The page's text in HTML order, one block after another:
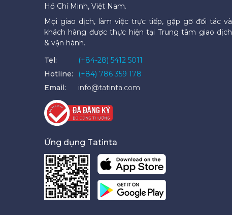
Hồ Chí Minh, Việt Nam.
Mọi giao dịch, làm việc trực tiếp, gặp gỡ đối tác và
khách hàng được thực hiện tại Trung tâm giao dịch
& vận hành.
Tel:
(+84-28) 5412 5011
Hotline:
(+84) 786 359 178
Email:
info@tatinta.com
Ứng dụng Tatinta